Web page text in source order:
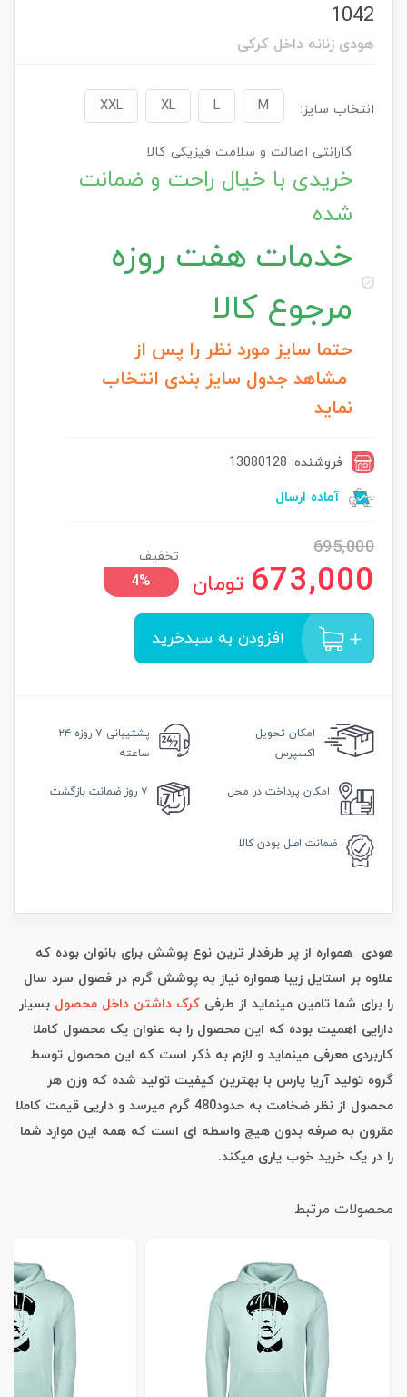
1042
هودی زنانه داخل کرکی
انتخاب سایز: M
L
XL
XXL
گارانتی اصالت و سلامت فیزیکی کالا
خریدی با خیال راحت و ضمانت
شده
خدمات هفت روزه
مرجوع کالا
حتما سایز مورد نظر را پس از
مشاهد جدول سایز بندی انتخاب
نماید
فروشنده: 13080128
آماده ارسال
695,000
673,000 تومان
تخفیف
4%
افزودن به سبدخرید
امکان تحویل
اکسپرس
پشتیبانی
۷ روزه ۲۴
ساعته
امکان پرداخت در محل ۷ روز ضمانت بازگشت
ضمانت اصل بودن کالا
هودی همواره از پر طرفدار ترین نوع پوشش برای بانوان بوده که
علاوه بر استایل زیبا همواره نیاز به پوشش گرم در فصول سرد سال
را برای شما تامین مینماید از طرفی کرک داشتن داخل محصول بسیار
دارایی اهمیت بوده که این محصول را به عنوان یک محصول کاملا
کاربردی معرفی مینماید و لازم به ذکر است که این محصول توسط
گروه تولید آریا پارس با بهترین کیفیت تولید شده که وزن هر
محصول از نظر ضخامت به حدود480 گرم میرسد و داریی قیمت کاملا
مقرون به صرفه بدون هیچ واسطه ای است که همه این موارد شما
را در یک خرید خوب یاری میکند.
محصولات مرتبط